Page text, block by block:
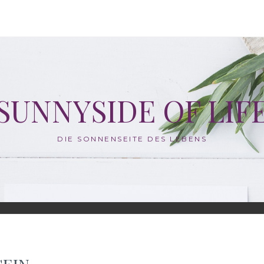
OF
DIE SONNENSEITE DES LEBENS